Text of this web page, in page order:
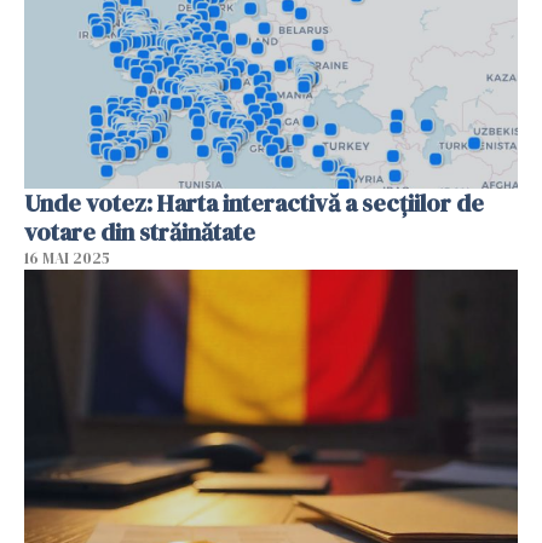
Unde votez: Harta interactivă a secțiilor de
votare din străinătate
16 MAI 2025